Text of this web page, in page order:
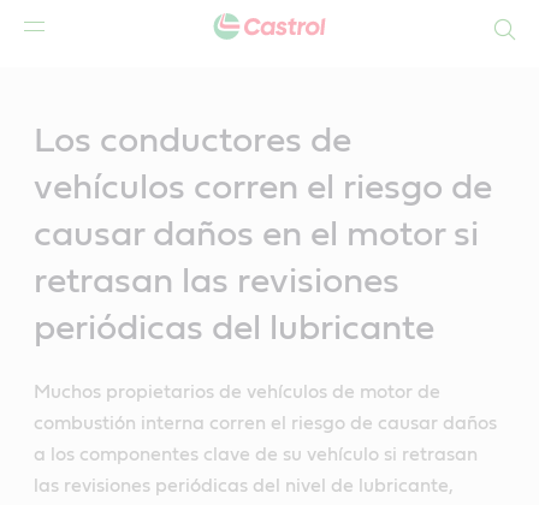
Los conductores de
vehículos corren el riesgo de
causar daños en el motor si
retrasan las revisiones
periódicas del lubricante
Muchos propietarios de vehículos de motor de
combustión interna corren el riesgo de causar daños
a los componentes clave de su vehículo si retrasan
las revisiones periódicas del nivel de lubricante,